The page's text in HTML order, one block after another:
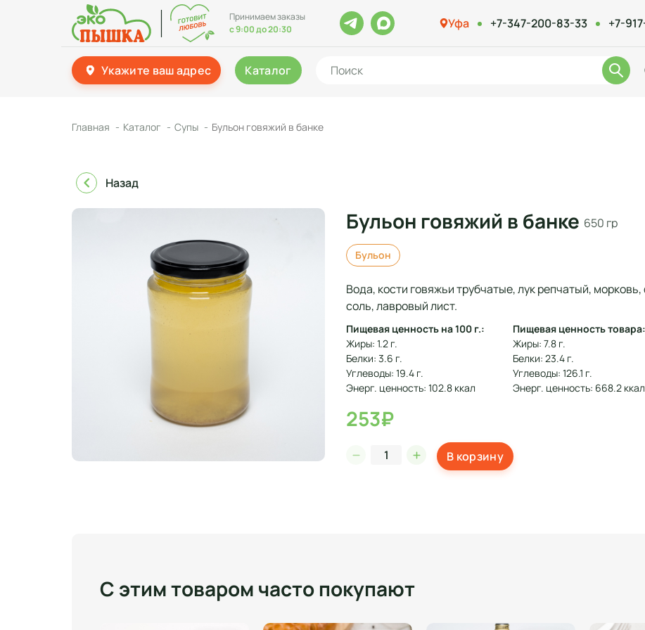
Принимаем заказы
с 9:00 до 20:30
Уфа +7-347-200-83-33 +7-
Укажите ваш адрес Каталог
Главная Каталог Супы Бульон говяжий в банке
Назад
Бульон говяжий в банке 650 гр
Бульон
Вода, кости говяжьи трубчатые, лук репчатый,
соль, лавровый лист.
Пищевая ценность на 100 г.:
Жиры: 1.2 г.
Белки: 3.6 г.
Углеводы: 19.4 г.
Энерг. ценность: 102.8 ккал
Пищевая ценность товара:
Жиры: 7.8 г.
Белки: 23.4 г.
Углеводы: 126.1 г.
Энерг. ценность: 668.2 ккал
253₽
В корзину
С этим товаром часто покупают